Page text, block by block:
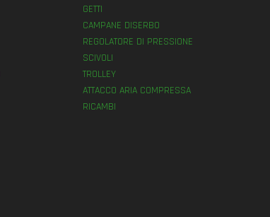
GETTI
CAMPANE DISERBO
REGOLATORE DI PRESSIONE
SCIVOLI
TROLLEY
ATTACCO ARIA COMPRESSA
RICAMBI